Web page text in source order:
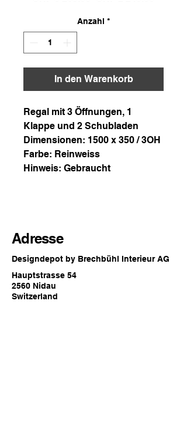
Anzahl *
In den Warenkorb
Regal mit 3 Öffnungen, 1
Klappe und 2 Schubladen
Dimensionen: 1500 x 350 / 3OH
Farbe: Reinweiss
Hinweis: Gebraucht
Adresse
Designdepot by Brechbühl Interieur AG
Hauptstrasse 54
2560 Nidau
Switzerland